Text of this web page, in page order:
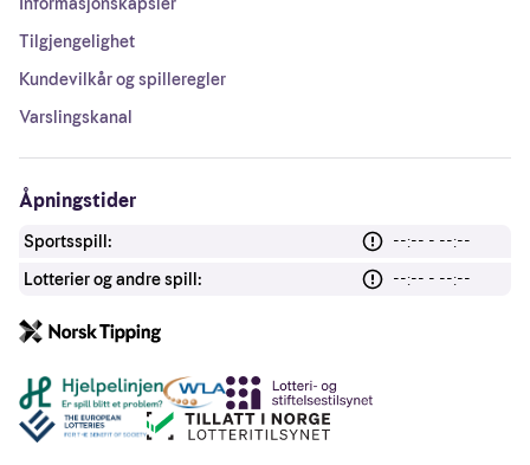
Tilgjengelighet
Kundevilkår og spilleregler
Varslingskanal
Åpningstider
Sportsspill:
--:-- - --:--
Lotterier og andre spill:
--:-- - --:--
Andre lenker